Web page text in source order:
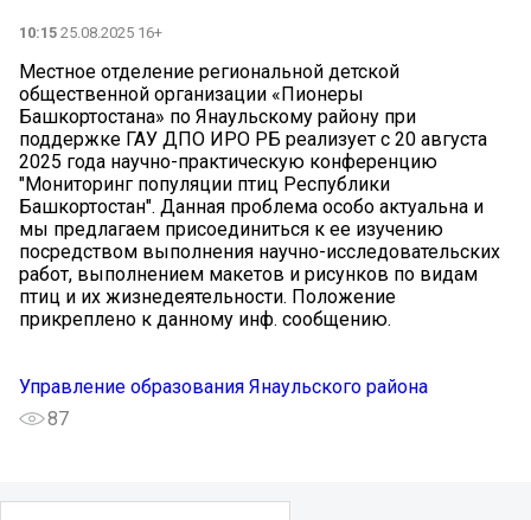
10:15 25.08.2025 16+
Местное отделение региональной детской
общественной организации «Пионеры
Башкортостана» по Янаульскому району при
поддержке ГАУ ДПО ИРО РБ реализует с 20 августа
2025 года научно-практическую конференцию
"Мониторинг популяции птиц Республики
Башкортостан". Данная проблема особо актуальна и
мы предлагаем присоединиться к ее изучению
посредством выполнения научно-исследовательских
работ, выполнением макетов и рисунков по видам
птиц и их жизнедеятельности. Положение
прикреплено к данному инф. сообщению.
Управление образования Янаульского района
87